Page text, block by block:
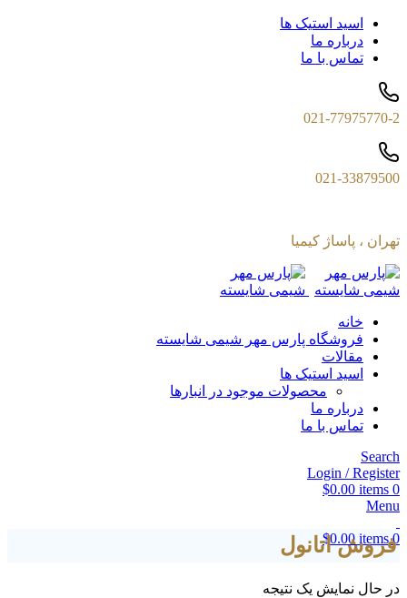
اسید استیک ها
درباره ما
تماس با ما
021-77975770-2
021-33879500
تهران ، پاساژ کیمیا
خانه
فروشگاه پارس مهر شیمی شایسته
مقالات
اسید استیک ها
محصولات موجود در انبارها
درباره ما
تماس با ما
Search
Login / Register
0
items
$0.00
Menu
0
items
$0.00
فروش اتانول
در حال نمایش یک نتیجه